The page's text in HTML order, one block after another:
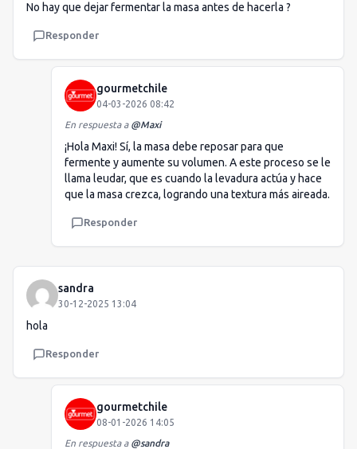
No hay que dejar fermentar la masa antes de hacerla ?
Responder
gourmetchile
04-03-2026 08:42
En respuesta a @Maxi
¡Hola Maxi! Sí, la masa debe reposar para que
fermente y aumente su volumen. A este proceso se le
llama leudar, que es cuando la levadura actúa y hace
que la masa crezca, logrando una textura más aireada.
Responder
sandra
30-12-2025 13:04
hola
Responder
gourmetchile
08-01-2026 14:05
En respuesta a @sandra